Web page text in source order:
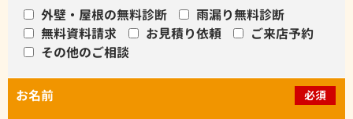
外壁・屋根の無料診断
雨漏り無料診断
無料資料請求
お見積り依頼
ご来店予約
その他のご相談
お名前 必須